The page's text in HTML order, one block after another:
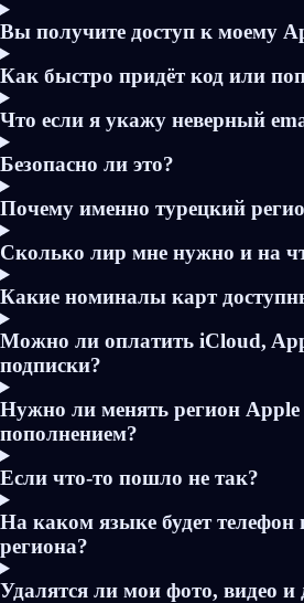
Вы получите доступ к моему
Как быстро придёт код или
Что если я укажу неверный
Безопасно ли это?
Почему именно турецкий
Сколько лир мне нужно и на
Какие номиналы карт
Можно ли оплатить iCloud,
подписки?
Нужно ли менять регион Apple
пополнением?
Если что-то пошло не так?
На каком языке будет телефон
региона?
Удалятся ли мои фото, видео